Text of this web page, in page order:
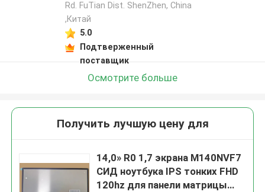
Rd. FuTian Dist. ShenZhen, China
,Китай
5.0
Подтверженный
поставщик
Осмотрите больше
Получить лучшую цену для
14,0» R0 1,7 экрана M140NVF7
СИД ноутбука IPS тонких FHD
120hz для панели матрицы